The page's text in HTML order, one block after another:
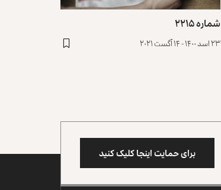
شماره ۲۲۱۵
۲۳ اسد ۱۴۰۰ - ۱۴ آگست ۲۰۲۱
برای حمایت اینجا کلیک کنید